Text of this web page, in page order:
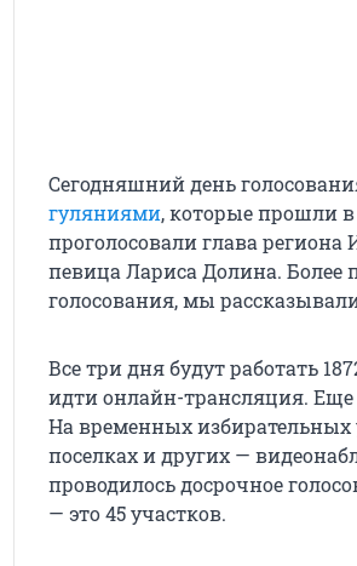
Сегодняшний день
гуляниями, которые прошли в
проголосовали глава региона
певица Лариса Долина. Более
голосования, мы
Все три дня будут работать
идти онлайн-трансляция. Еще
На временных избирательных
поселках и других —
проводилось досрочное
— это 45 участков.